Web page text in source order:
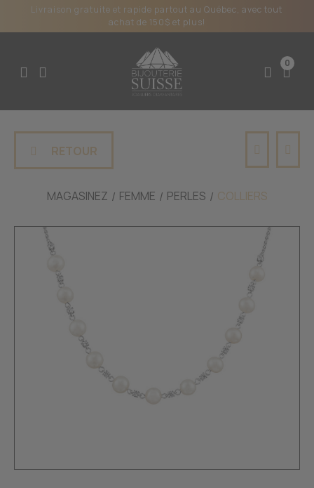
Livraison gratuite et rapide partout au Québec, avec tout
achat de 150$ et plus!
0
RETOUR
MAGASINEZ FEMME PERLES COLLIERS